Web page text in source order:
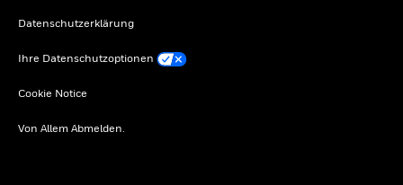
Datenschutzerklärung
Ihre Datenschutzoptionen
Cookie Notice
Von Allem Abmelden.